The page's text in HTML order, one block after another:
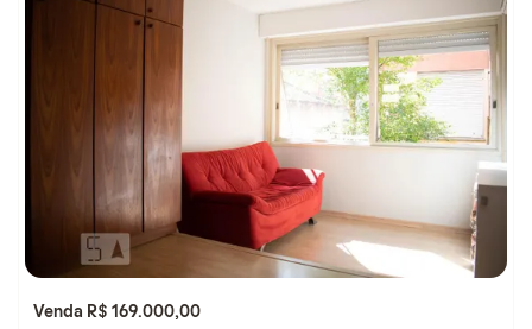
Venda R$ 169.000,00